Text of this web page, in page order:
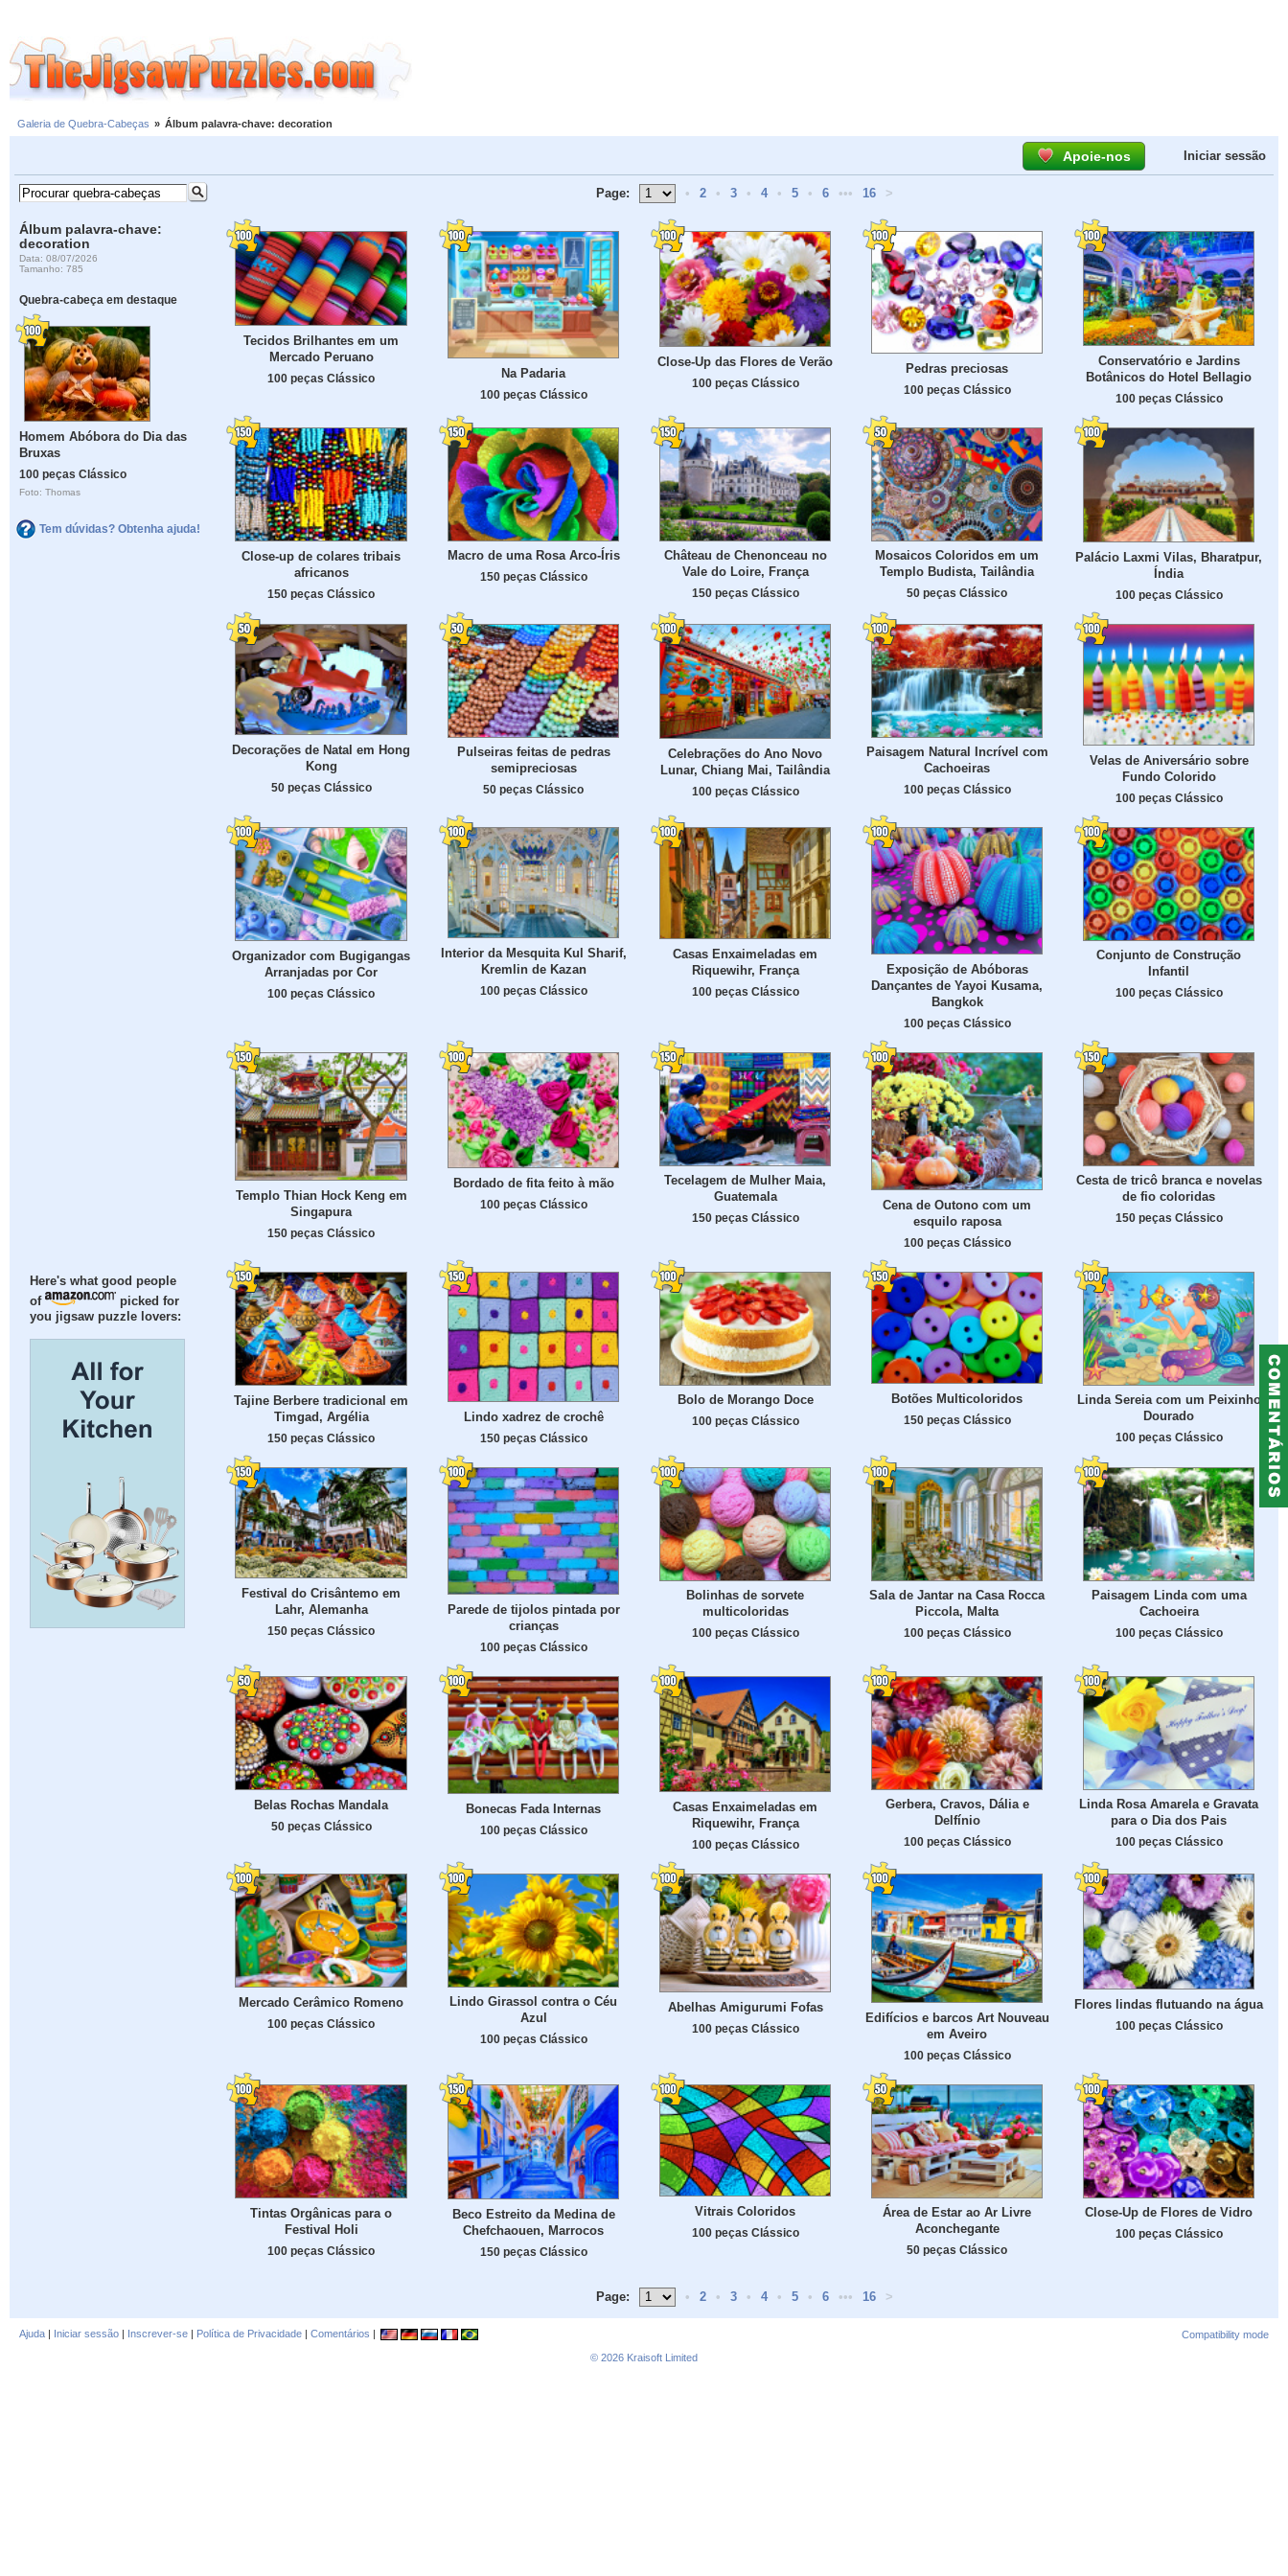
Galeria de Quebra-Cabeças » Álbum palavra-chave: decoration
Apoie-nos Iniciar sessão
Álbum palavra-chave:
decoration
Data: 08/07/2026
Tamanho: 785
Quebra-cabeça em destaque
Homem Abóbora do Dia das
Bruxas
100 peças Clássico
Foto: Thomas
Tem dúvidas? Obtenha ajuda!
Here's what good people
of
picked for
you jigsaw puzzle lovers:
Page: • 2 • 3 • 4 • 5 • 6 ••• 16 >
Tecidos Brilhantes em um
Mercado Peruano
100 peças Clássico Na Padaria
100 peças Clássico
Close-Up das Flores de Verão
100 peças Clássico
Pedras preciosas
100 peças Clássico
Conservatório e Jardins
Botânicos do Hotel Bellagio
100 peças Clássico
Close-up de colares tribais
africanos
150 peças Clássico
Macro de uma Rosa Arco-Íris
150 peças Clássico
Château de Chenonceau no
Vale do Loire, França
150 peças Clássico
Mosaicos Coloridos em um
Templo Budista, Tailândia
50 peças Clássico
Palácio Laxmi Vilas, Bharatpur,
Índia
100 peças Clássico
Decorações de Natal em Hong
Kong
50 peças Clássico
Pulseiras feitas de pedras
semipreciosas
50 peças Clássico
Celebrações do Ano Novo
Lunar, Chiang Mai, Tailândia
100 peças Clássico
Paisagem Natural Incrível com
Cachoeiras
100 peças Clássico
Velas de Aniversário sobre
Fundo Colorido
100 peças Clássico
Organizador com Bugigangas
Arranjadas por Cor
100 peças Clássico
Interior da Mesquita Kul Sharif,
Kremlin de Kazan
100 peças Clássico
Casas Enxaimeladas em
Riquewihr, França
100 peças Clássico
Exposição de Abóboras
Dançantes de Yayoi Kusama,
Bangkok
100 peças Clássico
Conjunto de Construção
Infantil
100 peças Clássico
Templo Thian Hock Keng em
Singapura
150 peças Clássico
Bordado de fita feito à mão
100 peças Clássico
Tecelagem de Mulher Maia,
Guatemala
150 peças Clássico
Cena de Outono com um
esquilo raposa
100 peças Clássico
Cesta de tricô branca e novelas
de fio coloridas
150 peças Clássico
Tajine Berbere tradicional em
Timgad, Argélia
150 peças Clássico
Lindo xadrez de crochê
150 peças Clássico
Bolo de Morango Doce
100 peças Clássico
Botões Multicoloridos
150 peças Clássico
Linda Sereia com um Peixinho
Dourado
100 peças Clássico
Festival do Crisântemo em
Lahr, Alemanha
150 peças Clássico
Parede de tijolos pintada por
crianças
100 peças Clássico
Bolinhas de sorvete
multicoloridas
100 peças Clássico
Sala de Jantar na Casa Rocca
Piccola, Malta
100 peças Clássico
Paisagem Linda com uma
Cachoeira
100 peças Clássico
Belas Rochas Mandala
50 peças Clássico
Bonecas Fada Internas
100 peças Clássico
Casas Enxaimeladas em
Riquewihr, França
100 peças Clássico
Gerbera, Cravos, Dália e
Delfínio
100 peças Clássico
Linda Rosa Amarela e Gravata
para o Dia dos Pais
100 peças Clássico
Mercado Cerâmico Romeno
100 peças Clássico
Lindo Girassol contra o Céu
Azul
100 peças Clássico
Abelhas Amigurumi Fofas
100 peças Clássico
Edifícios e barcos Art Nouveau
em Aveiro
100 peças Clássico
Flores lindas flutuando na água
100 peças Clássico
Tintas Orgânicas para o
Festival Holi
100 peças Clássico
Beco Estreito da Medina de
Chefchaouen, Marrocos
150 peças Clássico
Vitrais Coloridos
100 peças Clássico
Área de Estar ao Ar Livre
Aconchegante
50 peças Clássico
Close-Up de Flores de Vidro
100 peças Clássico
Page: • 2 • 3 • 4 • 5 • 6 ••• 16 >
Ajuda | Iniciar sessão | Inscrever-se | Política de Privacidade | Comentários |
Compatibility mode
© 2026 Kraisoft Limited